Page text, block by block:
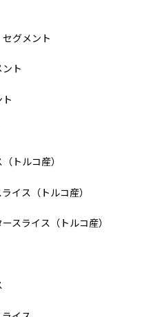
グメント
ト
トルコ産）
イス（トルコ産）
スライス（トルコ産）